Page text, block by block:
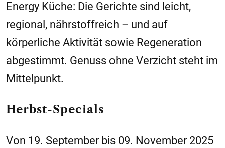
Energy Küche: Die Gerichte sind leicht,
regional, nährstoffreich – und auf
körperliche Aktivität sowie Regeneration
abgestimmt. Genuss ohne Verzicht steht im
Mittelpunkt.
Herbst-Specials
Von 19. September bis 09. November 2025